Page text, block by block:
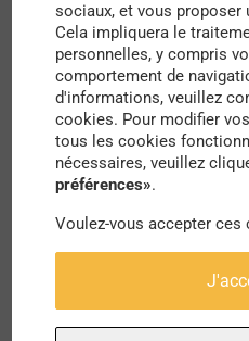
rapport de Airparif
constatons que les
recommandations de
de l’air sont très
agence Santé Publique
décès prématurés par
tout le territoire de la
donc ici une véritable
concernant les
voitures.
sociaux, et vous proposer
Cela impliquera le
personnelles, y compris
comportement de
d'informations, veuillez
cookies. Pour modifier
tous les cookies
nécessaires, veuillez
préférences».
Voulez-vous accepter ces